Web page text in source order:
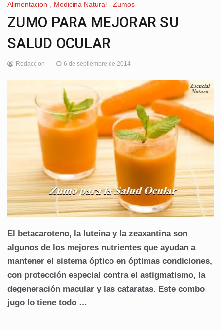
Alimentacion , Medicina Natural , Zumos
ZUMO PARA MEJORAR SU
SALUD OCULAR
Redaccion 6 de septiembre de 2014
El betacaroteno, la luteína y la zeaxantina son
algunos de los mejores nutrientes que ayudan a
mantener el sistema óptico en óptimas condiciones,
con protección especial contra el astigmatismo, la
degeneración macular y las cataratas. Este combo
jugo lo tiene todo …